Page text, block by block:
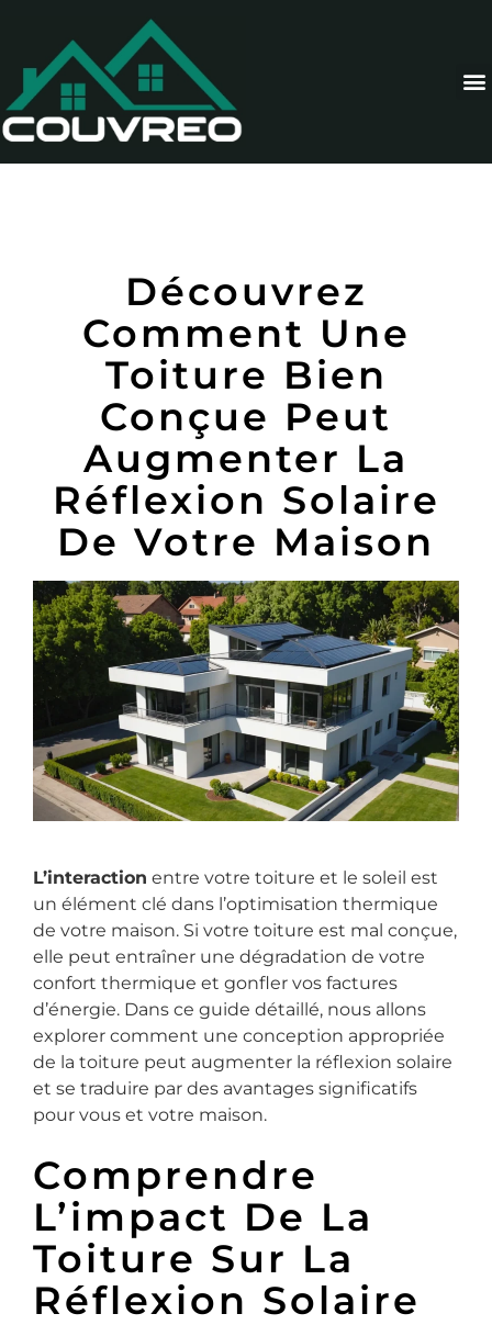
Découvrez
Comment Une
Toiture Bien
Conçue Peut
Augmenter La
Réflexion Solaire
De Votre Maison
L’interaction entre votre toiture et le soleil est
un élément clé dans l’optimisation thermique
de votre maison. Si votre toiture est mal conçue,
elle peut entraîner une dégradation de votre
confort thermique et gonfler vos factures
d’énergie. Dans ce guide détaillé, nous allons
explorer comment une conception appropriée
de la toiture peut augmenter la réflexion solaire
et se traduire par des avantages significatifs
pour vous et votre maison.
Comprendre
L’impact De La
Toiture Sur La
Réflexion Solaire